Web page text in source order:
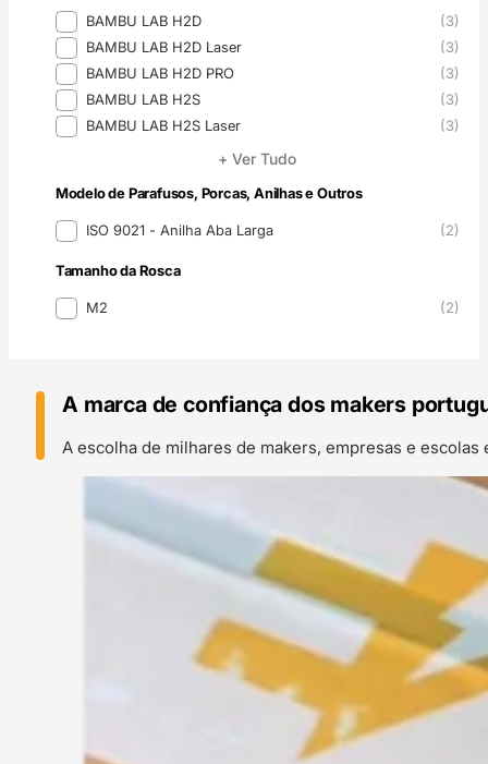
Modelo da Impressora 3D
BAMBU LAB H2D
(3)
BAMBU LAB H2D Laser
(3)
BAMBU LAB H2D PRO
(3)
BAMBU LAB H2S
(3)
BAMBU LAB H2S Laser
(3)
+ Ver Tudo
Modelo de Parafusos, Porcas, Anilhas e Outros
Modelo de Parafusos, Porcas, Anilhas e Outros
ISO 9021 - Anilha Aba Larga (2)
Tamanho da Rosca
Tamanho da Rosca
M2 (2)
A marca de confiança dos makers
A escolha de milhares de makers, empresas e escolas